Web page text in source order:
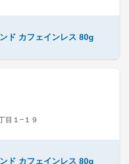
ド カフェインレス 80g
目１−１９
ド カフェインレス 80g